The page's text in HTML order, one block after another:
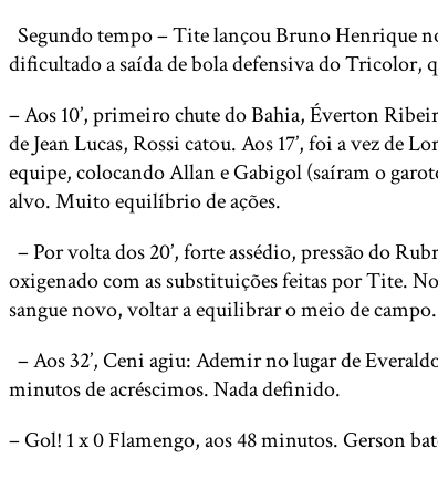
Segundo tempo – Tite lançou Bruno Henrique
dificultado a saída de bola defensiva do Tricolor,
– Aos 10’, primeiro chute do Bahia, Éverton
de Jean Lucas, Rossi catou. Aos 17’, foi a vez de
equipe, colocando Allan e Gabigol (saíram o
alvo. Muito equilíbrio de ações.
– Por volta dos 20’, forte assédio, pressão do
oxigenado com as substituições feitas por Tite.
sangue novo, voltar a equilibrar o meio de campo.
– Aos 32’, Ceni agiu: Ademir no lugar de
minutos de acréscimos. Nada definido.
– Gol! 1 x 0 Flamengo, aos 48 minutos. Gerson